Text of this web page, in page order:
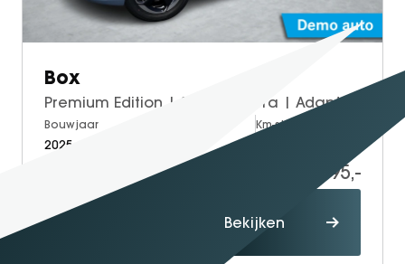
Box
Premium Edition | 360° Camera | Adaptieve Cruise Control | Elektrisch Verstelbare Bestuurdersstoel + Geheugen | Stoelverwarming Bestuurder | Stoelventilatie Bestuurder | Apple Carplay | Android Auto | Sfeerverlichting | Elektrisch Inklapbare Buitenspiegels
Bouwjaar
2025
Km-stand
19.995,-
Bekijken